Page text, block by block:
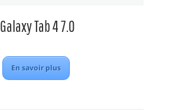
Galaxy Tab 4 7.0
En savoir plus